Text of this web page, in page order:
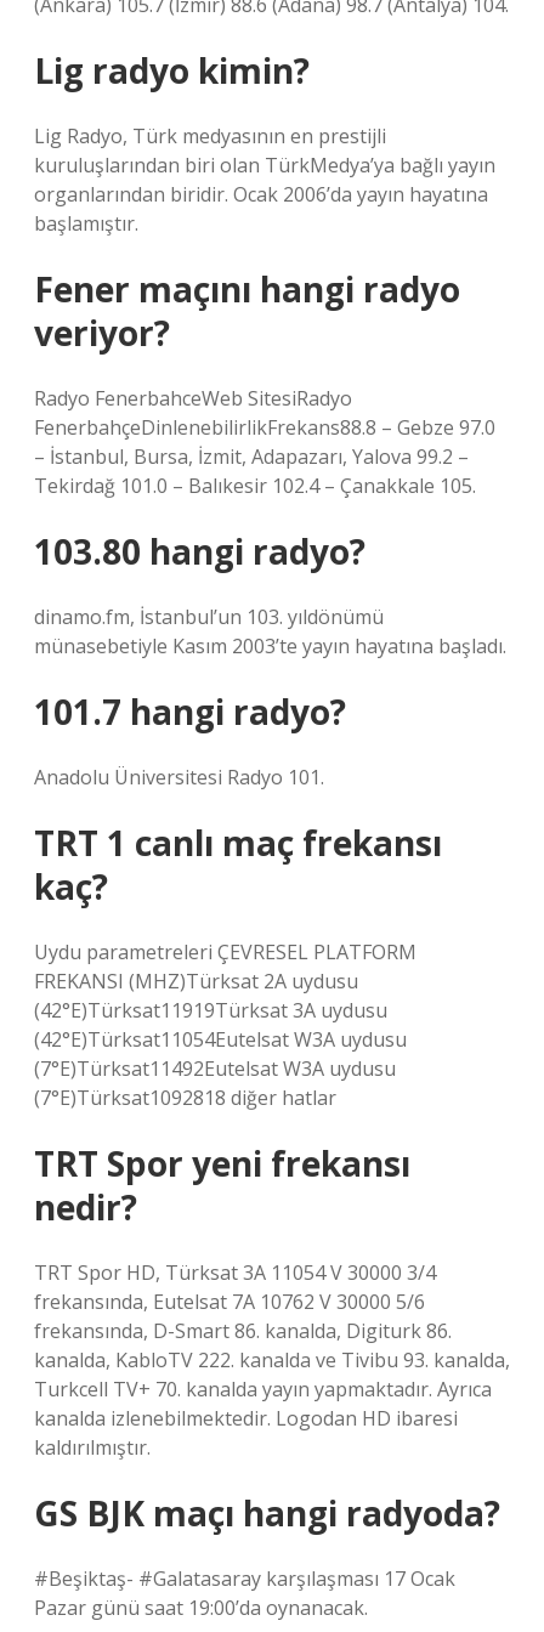
Lig radyo kimin?
Lig Radyo, Türk medyasının en prestijli
kuruluşlarından biri olan TürkMedya’ya bağlı yayın
organlarından biridir. Ocak 2006’da yayın hayatına
başlamıştır.
Fener maçını hangi radyo
veriyor?
Radyo FenerbahceWeb SitesiRadyo
FenerbahçeDinlenebilirlikFrekans88.8 – Gebze 97.0
– İstanbul, Bursa, İzmit, Adapazarı, Yalova 99.2 –
Tekirdağ 101.0 – Balıkesir 102.4 – Çanakkale 105.
103.80 hangi radyo?
dinamo.fm, İstanbul’un 103. yıldönümü
münasebetiyle Kasım 2003’te yayın hayatına başladı.
101.7 hangi radyo?
Anadolu Üniversitesi Radyo 101.
TRT 1 canlı maç frekansı
kaç?
Uydu parametreleri ÇEVRESEL PLATFORM
FREKANSI (MHZ)Türksat 2A uydusu
(42°E)Türksat11919Türksat 3A uydusu
(42°E)Türksat11054Eutelsat W3A uydusu
(7°E)Türksat11492Eutelsat W3A uydusu
(7°E)Türksat1092818 diğer hatlar
TRT Spor yeni frekansı
nedir?
TRT Spor HD, Türksat 3A 11054 V 30000 3/4
frekansında, Eutelsat 7A 10762 V 30000 5/6
frekansında, D-Smart 86. kanalda, Digiturk 86.
kanalda, KabloTV 222. kanalda ve Tivibu 93. kanalda,
Turkcell TV+ 70. kanalda yayın yapmaktadır. Ayrıca
kanalda izlenebilmektedir. Logodan HD ibaresi
kaldırılmıştır.
GS BJK maçı hangi radyoda?
#Beşiktaş- #Galatasaray karşılaşması 17 Ocak
Pazar günü saat 19:00’da oynanacak.